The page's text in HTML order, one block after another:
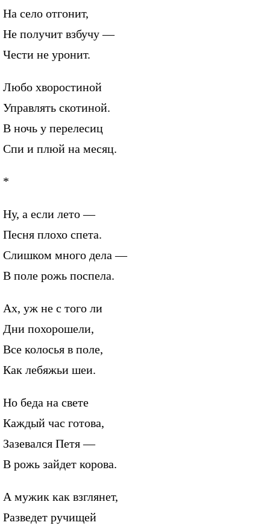
На село отгонит,
Не получит взбучу —
Чести не уронит.
Любо хворостиной
Управлять скотиной.
В ночь у перелесиц
Спи и плюй на месяц.
*
Ну, а если лето —
Песня плохо спета.
Слишком много дела —
В поле рожь поспела.
Ах, уж не с того ли
Дни похорошели,
Все колосья в поле,
Как лебяжьи шеи.
Но беда на свете
Каждый час готова,
Зазевался Петя —
В рожь зайдет корова.
А мужик как взглянет,
Разведет ручищей